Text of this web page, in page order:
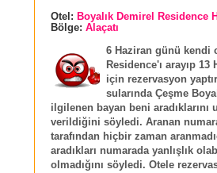
Otel: Boyalık Demirel Residence
Bölge: Alaçatı
6 Haziran günü kendi
Residence'ı arayıp
için rezervasyon
sularında Çeşme
ilgilenen bayan beni aradıklarını
verildiğini söyledi. Aranan
tarafından hiçbir zaman
aradıkları numarada yanlışlık
olmadığını söyledi. Otele